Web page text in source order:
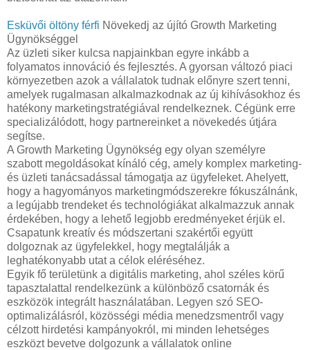
Esküvői öltöny férfi Növekedj az újító Growth Marketing
Ügynökséggel
Az üzleti siker kulcsa napjainkban egyre inkább a
folyamatos innováció és fejlesztés. A gyorsan változó piaci
környezetben azok a vállalatok tudnak előnyre szert tenni,
amelyek rugalmasan alkalmazkodnak az új kihívásokhoz és
hatékony marketingstratégiával rendelkeznek. Cégünk erre
specializálódott, hogy partnereinket a növekedés útjára
segítse.
A Growth Marketing Ügynökség egy olyan személyre
szabott megoldásokat kínáló cég, amely komplex marketing-
és üzleti tanácsadással támogatja az ügyfeleket. Ahelyett,
hogy a hagyományos marketingmódszerekre fókuszálnánk,
a legújabb trendeket és technológiákat alkalmazzuk annak
érdekében, hogy a lehető legjobb eredményeket érjük el.
Csapatunk kreatív és módszertani szakértői együtt
dolgoznak az ügyfelekkel, hogy megtalálják a
leghatékonyabb utat a célok eléréséhez.
Egyik fő területünk a digitális marketing, ahol széles körű
tapasztalattal rendelkezünk a különböző csatornák és
eszközök integrált használatában. Legyen szó SEO-
optimalizálásról, közösségi média menedzsmentről vagy
célzott hirdetési kampányokról, mi minden lehetséges
eszközt bevetve dolgozunk a vállalatok online